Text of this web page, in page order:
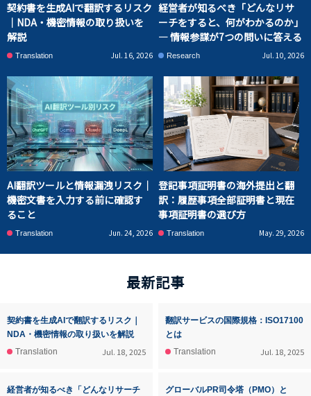
契約書を生成AIで翻訳するリスク
｜NDA・機密情報の取り扱いを
解説
Translation Jul. 16, 2026
経営者が知るべき「どんなリサ
ーチをすると、何がわかるのか」
― 情報参謀が7つの問いに答える
Research Jul. 10, 2026
AI翻訳ツールと情報漏洩リスク｜
機密文書を入力する前に確認す
ること
Translation Jun. 24, 2026
登記事項証明書の海外提出と翻
訳：履歴事項全部証明書と現在
事項証明書の選び方
Translation May. 29, 2026
最新記事
契約書を生成AIで翻訳するリスク｜
NDA・機密情報の取り扱いを解説
Translation
Jul. 18, 2025
翻訳サービスの国際規格：ISO17100
とは
Translation
Jul. 18, 2025
経営者が知るべき「どんなリサーチ
グローバルPR司令塔（PMO）と